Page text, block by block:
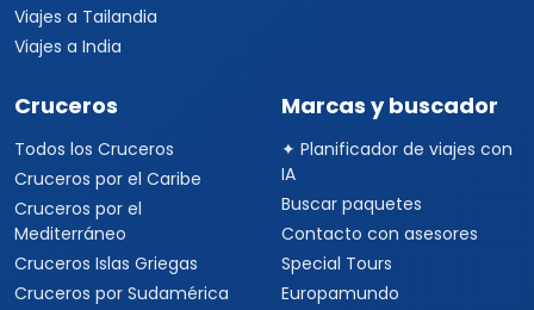
Viajes a Tailandia
Viajes a India
Cruceros
Todos los Cruceros
Cruceros por el Caribe
Cruceros por el
Mediterráneo
Cruceros Islas Griegas
Cruceros por Sudamérica
Marcas y buscador
✦ Planificador de viajes con
IA
Buscar paquetes
Contacto con asesores
Special Tours
Europamundo